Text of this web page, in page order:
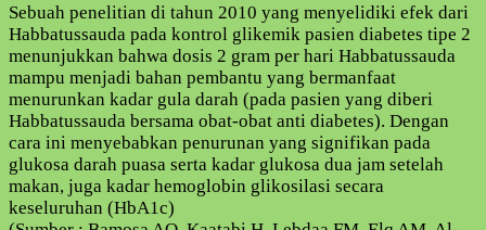
Sebuah penelitian di tahun 2010 yang menyelidiki efek dari
Habbatussauda pada kontrol glikemik pasien diabetes tipe 2
menunjukkan bahwa dosis 2 gram per hari Habbatussauda
mampu menjadi bahan pembantu yang bermanfaat
menurunkan kadar gula darah (pada pasien yang diberi
Habbatussauda bersama obat-obat anti diabetes). Dengan
cara ini menyebabkan penurunan yang signifikan pada
glukosa darah puasa serta kadar glukosa dua jam setelah
makan, juga kadar hemoglobin glikosilasi secara
keseluruhan (HbA1c)